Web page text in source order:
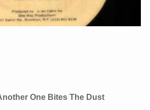
One Bites The Dust